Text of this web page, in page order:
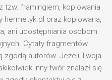
tzw. framingiem, kopiowania
hermetyk.pl oraz kopiowana,
ani udostępniania osobom
Cytaty fragmentów
zgodą autorów. Jeżeli Twoja
inny twór znalazł się